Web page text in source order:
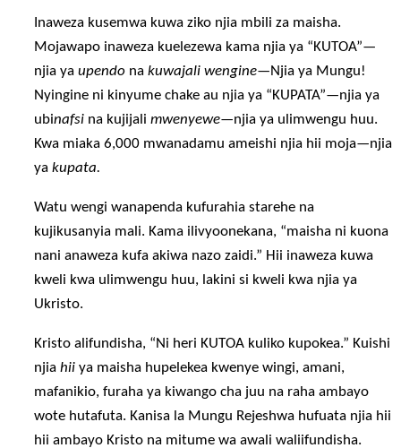
Inaweza kusemwa kuwa ziko njia mbili za maisha.
Mojawapo inaweza kuelezewa kama njia ya “KUTOA”—
njia yaupendo nakuwajali wengine—Njia ya Mungu!
Nyingine ni kinyume chake au njia ya “KUPATA”—njia ya
ubinafsi na kujijalimwenyewe—njia ya ulimwengu huu.
Kwa miaka 6,000 mwanadamu ameishi njia hii moja—njia
yakupata.
Watu wengi wanapenda kufurahia starehe na
kujikusanyia mali. Kama ilivyoonekana, “maisha ni kuona
nani anaweza kufa akiwa nazo zaidi.” Hii inaweza kuwa
kweli kwa ulimwengu huu, lakini si kweli kwa njia ya
Ukristo.
Kristo alifundisha, “Ni heri KUTOA kuliko kupokea.” Kuishi
njiahii ya maisha hupelekea kwenye wingi, amani,
mafanikio, furaha ya kiwango cha juu na raha ambayo
wote hutafuta. Kanisa la Mungu Rejeshwa hufuata njia hii
hii ambayo Kristo na mitume wa awali waliifundisha.